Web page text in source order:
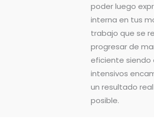
poder luego
interna en tus
trabajo que se
progresar de
eficiente
intensivos
un resultado
posible.